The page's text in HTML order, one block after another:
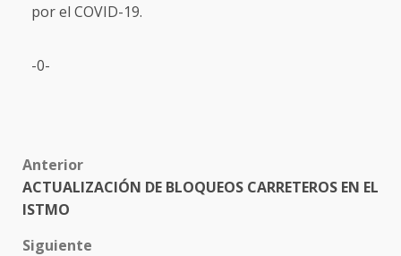
por el COVID-19.
-0-
Post
navigation
Anterior
ACTUALIZACIÓN DE BLOQUEOS CARRETEROS EN EL
ISTMO
Siguiente